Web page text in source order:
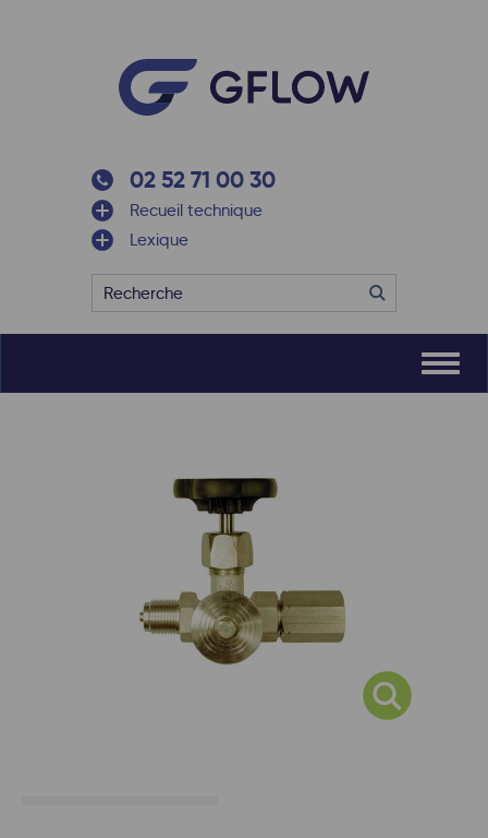
02 52 71 00 30
Recueil technique
Lexique